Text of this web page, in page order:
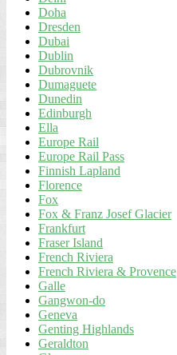
Doha
Dresden
Dubai
Dublin
Dubrovnik
Dumaguete
Dunedin
Edinburgh
Ella
Europe Rail
Europe Rail Pass
Finnish Lapland
Florence
Fox
Fox & Franz Josef Glacier
Frankfurt
Fraser Island
French Riviera
French Riviera & Provence
Galle
Gangwon-do
Geneva
Genting Highlands
Geraldton